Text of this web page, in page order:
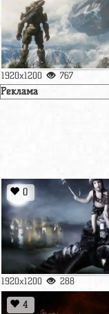
1920x1200 767
Реклама
0
1920x1200 288
4